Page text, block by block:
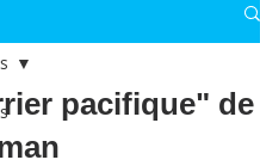
pacifique" de